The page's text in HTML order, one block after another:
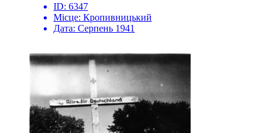
ID: 6347
Місце: Кропивницький
Дата: Серпень 1941